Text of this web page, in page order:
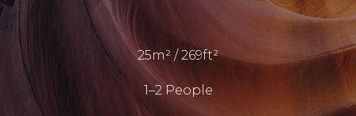
25m² / 269ft²
1–2 People